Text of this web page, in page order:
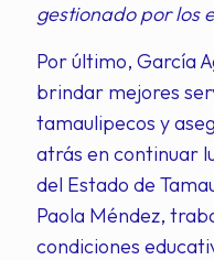
gestionado por los
Por último, García
brindar mejores
tamaulipecos y
atrás en continuar
del Estado de
Paola Méndez,
condiciones